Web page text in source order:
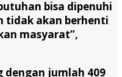
bisa dipenuhi
tidak akan berhenti
masyarat”,
dengan jumlah 409